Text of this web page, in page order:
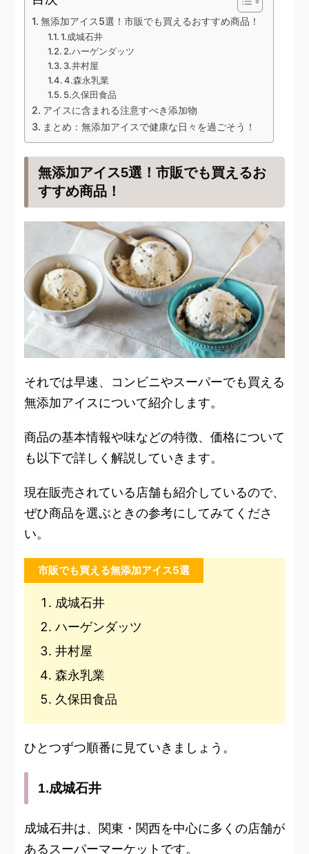
無添加アイス5選！市販でも買えるおすすめ商品！
1.成城石井
2.ハーゲンダッツ
3.井村屋
4.森永乳業
5.久保田食品
アイスに含まれる注意すべき添加物
まとめ：無添加アイスで健康な日々を過ごそう！
無添加アイス5選！市販でも買えるお
すすめ商品！
それでは早速、コンビニやスーパーでも買える
無添加アイスについて紹介します。
商品の基本情報や味などの特徴、価格について
も以下で詳しく解説していきます。
現在販売されている店舗も紹介しているので、
ぜひ商品を選ぶときの参考にしてみてくださ
い。
市販でも買える無添加アイス5選
成城石井
ハーゲンダッツ
井村屋
森永乳業
久保田食品
ひとつずつ順番に見ていきましょう。
1.成城石井
成城石井は、関東・関西を中心に多くの店舗が
あるスーパーマーケットです。